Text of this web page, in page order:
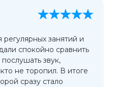
занятий и
спокойно сравнить
звук,
не торопил. В итоге
сразу стало